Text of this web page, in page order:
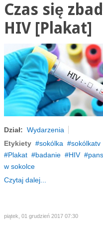
Czas się
HIV [Plakat]
Dział: Wydarzenia
Etykiety
sokólka sokólkatv
Plakat
badanie HIV
w sokolce
Czytaj dalej...
piątek, 01 grudzień 2017 07:30